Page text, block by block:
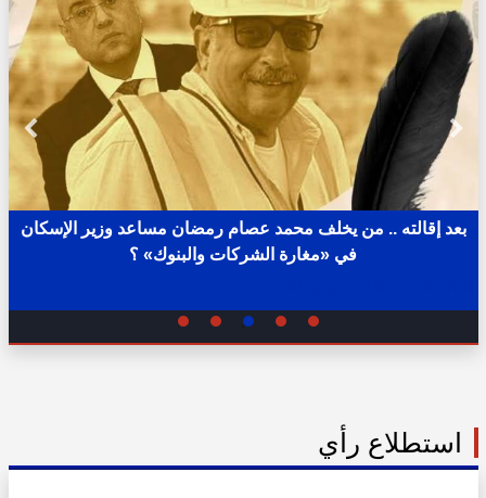
بعد إقالته .. من يخلف محمد عصام رمضان مساعد وزير الإسكان
في «مغارة الشركات والبنوك» ؟
استطلاع رأي